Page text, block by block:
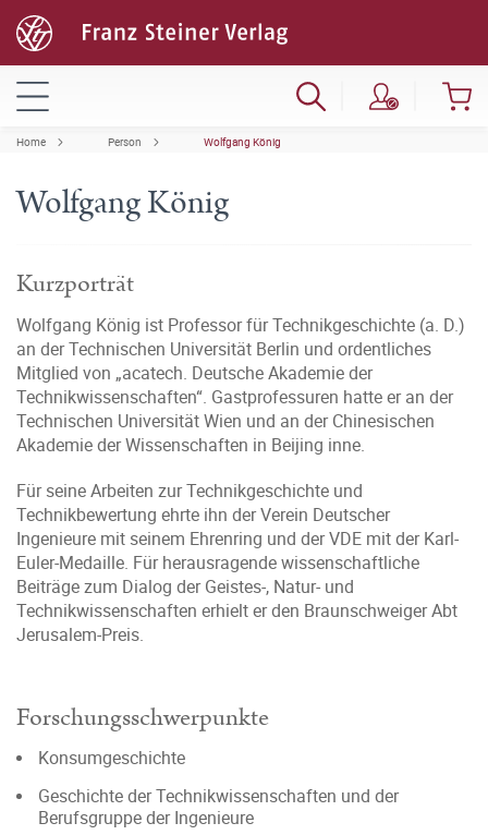
Home Person Wolfgang König
Wolfgang König
Kurzporträt
Wolfgang König ist Professor für Technikgeschichte (a. D.)
an der Technischen Universität Berlin und ordentliches
Mitglied von „acatech. Deutsche Akademie der
Technikwissenschaften“. Gastprofessuren hatte er an der
Technischen Universität Wien und an der Chinesischen
Akademie der Wissenschaften in Beijing inne.
Für seine Arbeiten zur Technikgeschichte und
Technikbewertung ehrte ihn der Verein Deutscher
Ingenieure mit seinem Ehrenring und der VDE mit der Karl-
Euler-Medaille. Für herausragende wissenschaftliche
Beiträge zum Dialog der Geistes-, Natur- und
Technikwissenschaften erhielt er den Braunschweiger Abt
Jerusalem-Preis.
Forschungsschwerpunkte
Konsumgeschichte
Geschichte der Technikwissenschaften und der
Berufsgruppe der Ingenieure